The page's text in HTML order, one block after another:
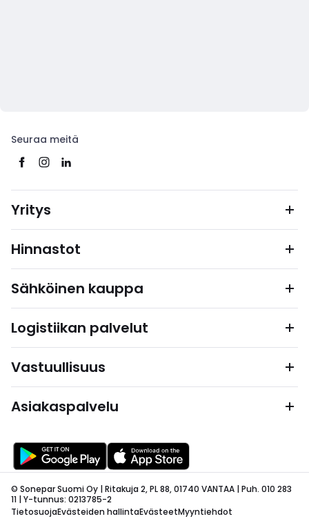
Seuraa meitä
Yritys
Hinnastot
Sähköinen kauppa
Logistiikan palvelut
Vastuullisuus
Asiakaspalvelu
© Sonepar Suomi Oy | Ritakuja 2, PL 88, 01740 VANTAA | Puh. 010 283
11 | Y-tunnus: 0213785-2
TietosuojaEvästeiden hallintaEvästeetMyyntiehdot